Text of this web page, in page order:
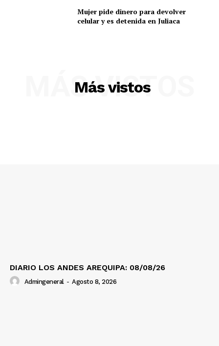
Mujer pide dinero para devolver
celular y es detenida en Juliaca
Más vistos
MÁS VISTOS
DIARIO LOS ANDES AREQUIPA: 08/08/26
Admingeneral - Agosto 8, 2026